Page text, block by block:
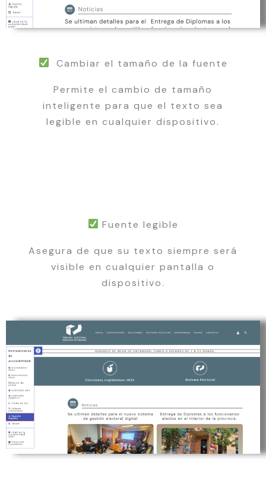
Cambiar el tamaño de la fuente
Permite el cambio de tamaño
inteligente para que el texto sea
legible en cualquier dispositivo.
Fuente legible
Asegura de que su texto siempre será
visible en cualquier pantalla o
dispositivo.